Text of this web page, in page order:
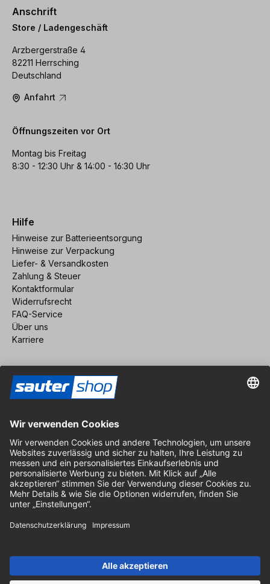
Anschrift
Store / Ladengeschäft
Arzbergerstraße 4
82211 Herrsching
Deutschland
Anfahrt
Öffnungszeiten vor Ort
Montag bis Freitag
8:30 - 12:30 Uhr & 14:00 - 16:30 Uhr
Hilfe
Hinweise zur Batterieentsorgung
Hinweise zur Verpackung
Liefer- & Versandkosten
Zahlung & Steuer
Kontaktformular
Widerrufsrecht
FAQ-Service
Über uns
Karriere
Impressum
AGB
Datenschutz
Cookie-Einstellungen
© 2026 sauter GmbH
* kostenloser Versand ab 150 Euro Bestellwert innerhalb
Deutschlands für die Standard-Paketgrößen - ausgenommen
Sperrgut und Fracht